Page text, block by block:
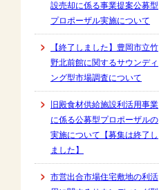
設売却に係る事業提案公募型
プロポーザル実施について
【終了しました】豊岡市立竹
野北前館に関するサウンディ
ング型市場調査について
旧殿食材供給施設利活用事業
に係る公募型プロポーザルの
実施について【募集は終了し
ました】
市営出合市場住宅敷地の利活